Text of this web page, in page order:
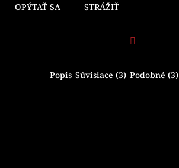
OPÝTAŤ SA STRÁŽIŤ
Popis Súvisiace (3) Podobné (3)